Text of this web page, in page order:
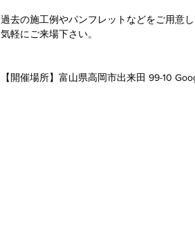
過去の施工例やパンフレットなどをご用意
気軽にご来場下さい。
【開催場所】富山県高岡市出来田 99-10